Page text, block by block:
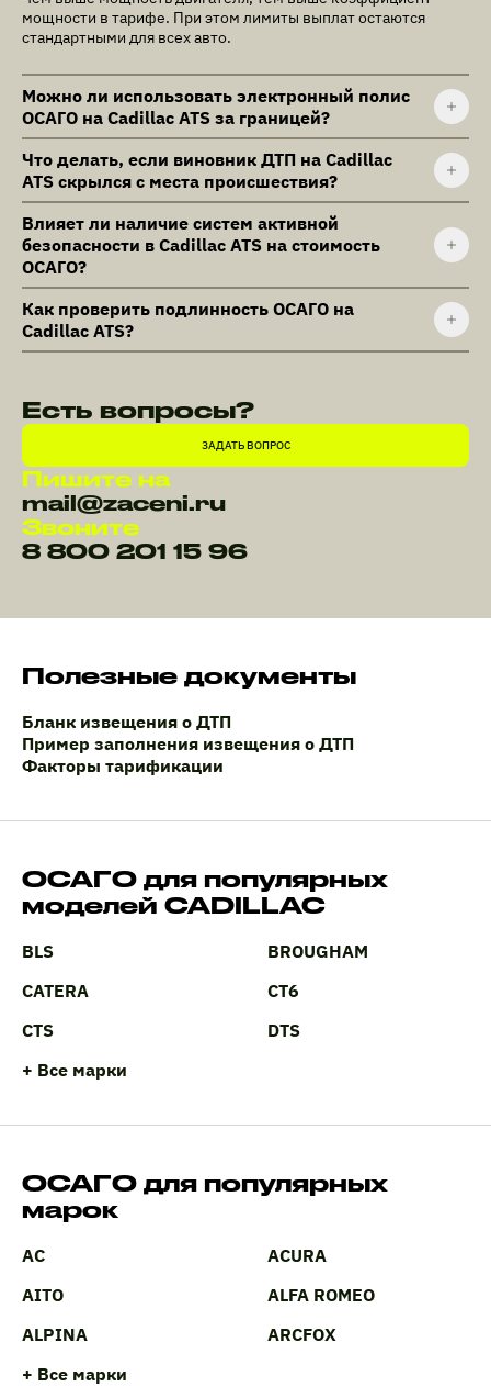
мощности в тарифе. При этом лимиты выплат остаются
стандартными для всех авто.
Можно ли использовать электронный полис
ОСАГО на Cadillac ATS за границей?
Что делать, если виновник ДТП на Cadillac
ATS скрылся с места происшествия?
Влияет ли наличие систем активной
безопасности в Cadillac ATS на стоимость
ОСАГО?
Как проверить подлинность ОСАГО на
Cadillac ATS?
Есть вопросы?
ЗАДАТЬ ВОПРОС
Пишите на
mail@zaceni.ru
Звоните
8 800 201 15 96
Полезные документы
Бланк извещения о ДТП
Пример заполнения извещения о ДТП
Факторы тарификации
ОСАГО для популярных
моделей CADILLAC
BLS
BROUGHAM
CATERA
CT6
CTS
DTS
+ Все марки
ОСАГО для популярных
марок
AC
ACURA
AITO
ALFA ROMEO
ALPINA
ARCFOX
+ Все марки